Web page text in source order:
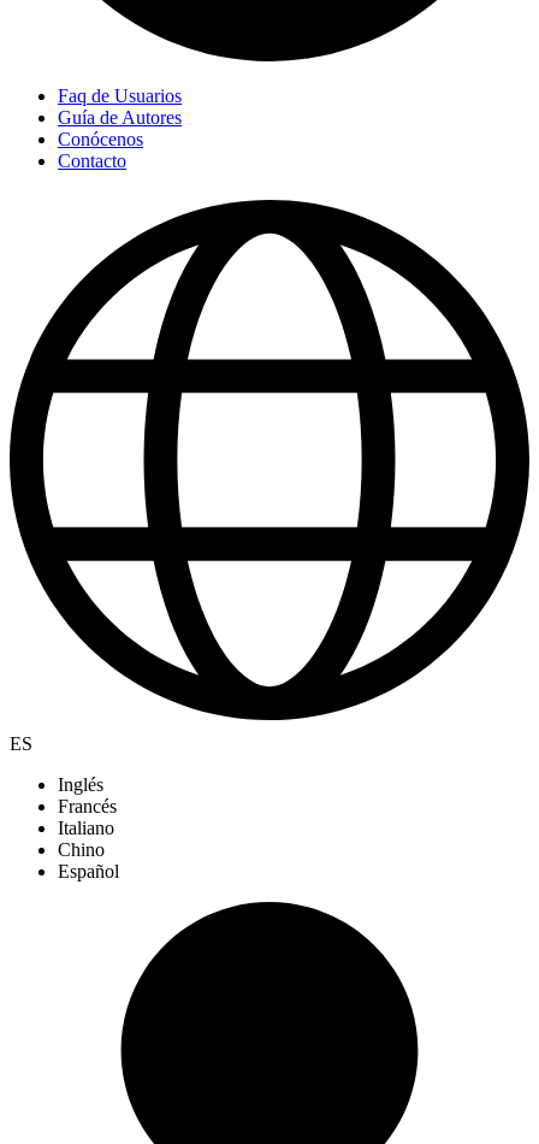
Faq de Usuarios
Guía de Autores
Conócenos
Contacto
ES
Inglés
Francés
Italiano
Chino
Español